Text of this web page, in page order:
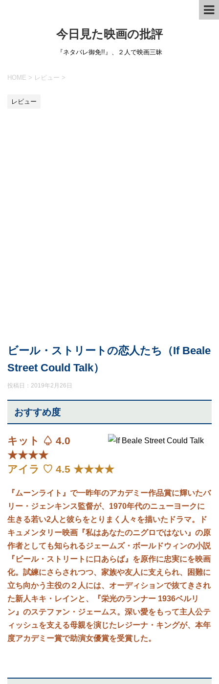
今日見た映画の批評
『ネタバレ御免!!』、２人で映画三昧
HOME > レビュー >
レビュー
ビール・ストリートの恋人たち（If Beale
Street Could Talk）
投稿日： 2019年2月26日
おすすめ度
キット ♤ 4.0
★★★★
アイラ ♡ 4.5 ★★★★
『ムーンライト』で一昨年のアカデミー作品賞に輝いたバ
リー・ジェンキンス監督が、1970年代のニューヨークに
生きる若い2人と彼らをとりまく人々を描いたドラマ。ド
キュメンタリー映画『私はあなたのニグロではない』の原
作者としても知られるジェームズ・ボールドウィンの小説
『ビール・ストリートに口あらば』を原作に忠実にを映画
化。試練にさらされつつ、家族や友人に支えられ、困難に
立ち向かう主役の２人には、オーディションで抜てきされ
た新人キキ・レインと、『栄光のランナー 1936ベルリ
ン』のステファン・ジェームス。深い愛をもって主人公テ
ィッシュを支える母親を演じたレジーナ・キングが、本年
度アカデミー賞で助演女優賞を受賞した。